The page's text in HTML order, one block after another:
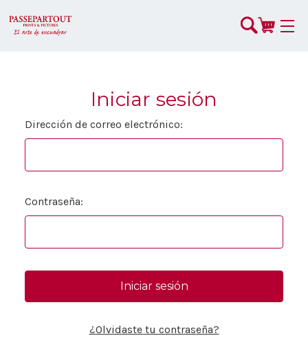
Iniciar sesión
Dirección de correo electrónico:
Contraseña:
¿Olvidaste tu contraseña?